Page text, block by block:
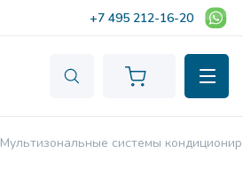
+7 495 212-16-20
Мультизональные системы